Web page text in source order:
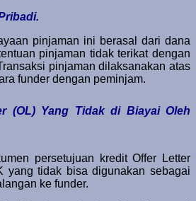
pinjaman ini berasal dari dana
pinjaman tidak terikat dengan
pinjaman dilaksanakan atas
funder dengan peminjam.
(OL) Yang Tidak di Biayai Oleh
persetujuan kredit Offer Letter
yang tidak bisa digunakan sebagai
ke funder.